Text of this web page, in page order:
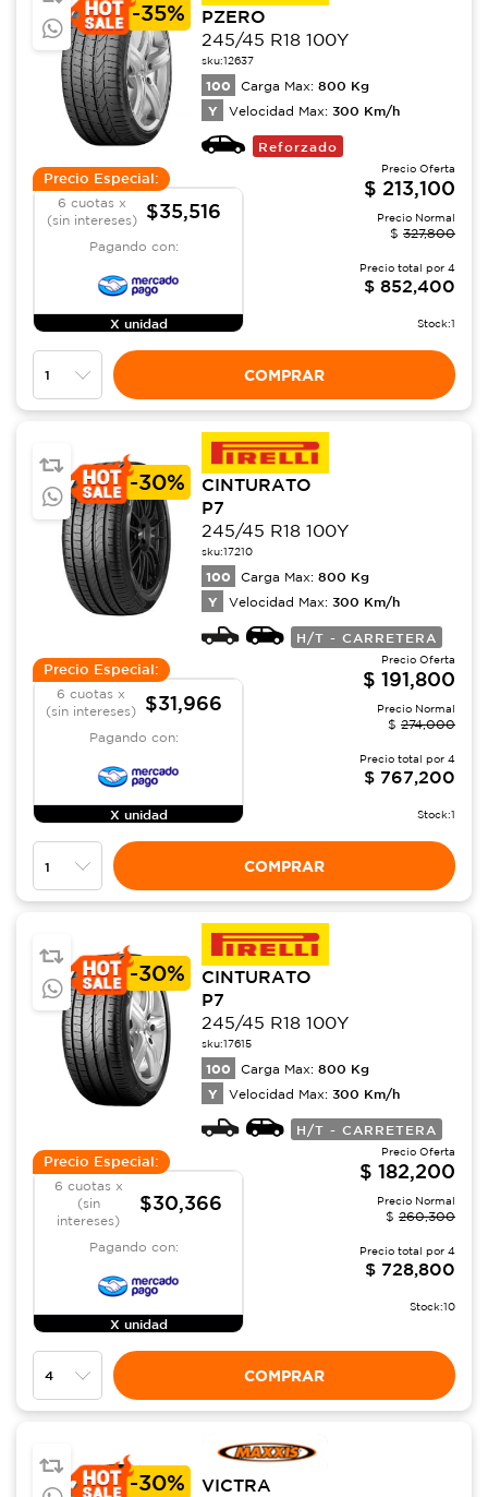
-35%
PZERO
245/45 R18 100Y
sku:12637
100 Carga Max: 800 Kg
Y Velocidad Max: 300 Km/h
Reforzado
Precio Especial:
6 cuotas x
(sin intereses)
$35,516
Pagando con:
X unidad
Precio Oferta
$ 213,100
Precio Normal
$ 327,800
Precio total por 4
$ 852,400
Stock:1
COMPRAR
-30%
CINTURATO
P7
245/45 R18 100Y
sku:17210
100 Carga Max: 800 Kg
Y Velocidad Max: 300 Km/h
H/T - CARRETERA
Precio Especial:
6 cuotas x
(sin intereses)
$31,966
Pagando con:
X unidad
Precio Oferta
$ 191,800
Precio Normal
$ 274,000
Precio total por 4
$ 767,200
Stock:1
COMPRAR
-30%
CINTURATO
P7
245/45 R18 100Y
sku:17615
100 Carga Max: 800 Kg
Y Velocidad Max: 300 Km/h
H/T - CARRETERA
Precio Especial:
6 cuotas x
(sin
intereses)
$30,366
Pagando con:
X unidad
Precio Oferta
$ 182,200
Precio Normal
$ 260,300
Precio total por 4
$ 728,800
Stock:10
COMPRAR
-30%
VICTRA